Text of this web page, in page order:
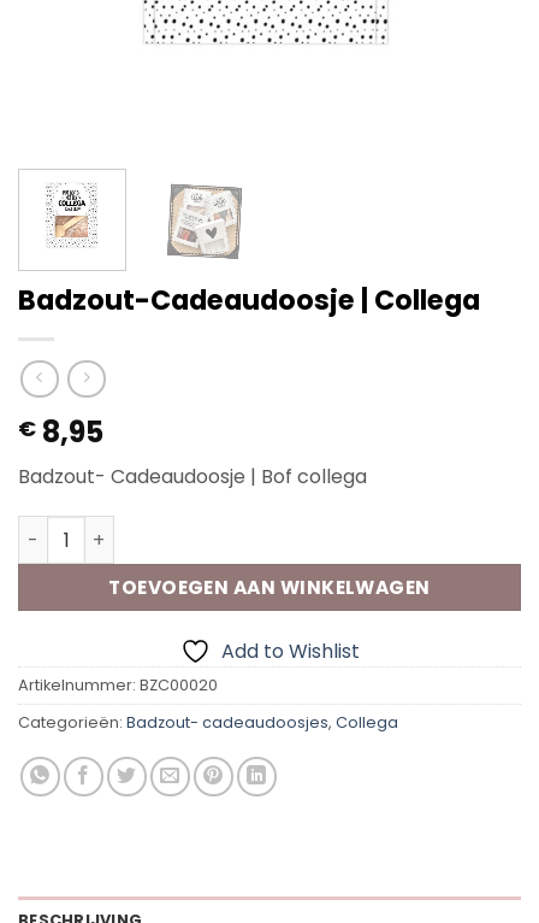
Badzout-Cadeaudoosje | Collega
€ 8,95
Badzout- Cadeaudoosje | Bof collega
Badzout-Cadeaudoosje | Collega aantal
TOEVOEGEN AAN WINKELWAGEN
Add to Wishlist
Artikelnummer: BZC00020
Categorieën: Badzout- cadeaudoosjes, Collega